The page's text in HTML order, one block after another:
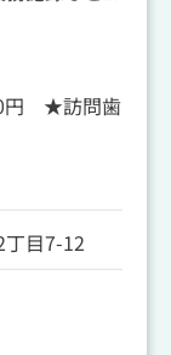
めて、チー
。患者様一人
る・話す・
貢献できる
分野で、スキ
せます。
円 ★訪問歯
目7-12